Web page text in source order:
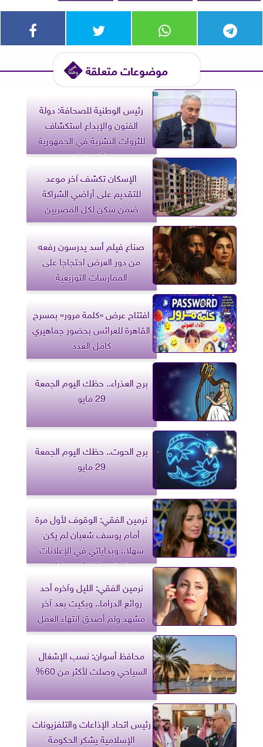
موضوعات متعلقة
رئيس الوطنية للصحافة: دولة
الفنون والإبداع استكشاف
للثروات البشرية في الجمهورية
الجديدة
الإسكان تكشف آخر موعد
للتقديم على أراضي الشراكة
ضمن سكن لكل المصريين
صناع فيلم أسد يدرسون رفعه
من دور العرض احتجاجا على
الممارسات التوزيعية
افتتاح عرض «كلمة مرور» بمسرح
القاهرة للعرائس بحضور جماهيري
كامل العدد
برج العذراء.. حظك اليوم الجمعة
29 مايو
برج الحوت.. حظك اليوم الجمعة
29 مايو
نرمين الفقي: الوقوف لأول مرة
أمام يوسف شعبان لم يكن
سهلا.. وبداياتي في الإعلانات
كانت مختلفة وجميلة
نرمين الفقي: الليل وآخره أحد
روائع الدراما.. وبكيت بعد آخر
مشهد ولم أصدق انتهاء العمل
محافظ أسوان: نسب الإشغال
السياحي وصلت لأكثر من 60%
رئيس اتحاد الإذاعات والتلفزيونات
الإسلامية يشكر الحكومة